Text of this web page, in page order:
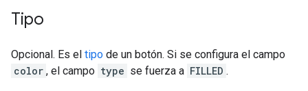
Tipo
Opcional. Es el tipo de un botón. Si se configura el campo
color , el campo type se fuerza a FILLED .